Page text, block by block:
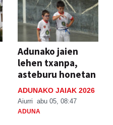
Adunako jaien
lehen txanpa,
asteburu honetan
ADUNAKO JAIAK 2026
Aiurri abu 05, 08:47
ADUNA